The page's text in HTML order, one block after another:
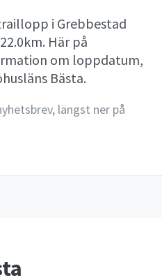
i Grebbestad
Här på
om loppdatum,
Bästa.
längst ner på